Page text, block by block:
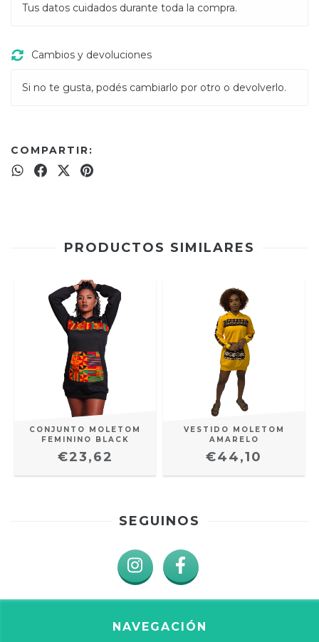
Tus datos cuidados durante toda la compra.
Cambios y devoluciones
Si no te gusta, podés cambiarlo por otro o devolverlo.
COMPARTIR:
PRODUCTOS SIMILARES
CONJUNTO MOLETOM
FEMININO BLACK
€23,62
VESTIDO MOLETOM
AMARELO
€44,10
SEGUINOS
NAVEGACIÓN